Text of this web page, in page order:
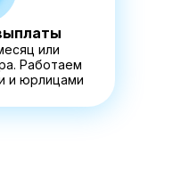
или
Работаем
и юрлицами